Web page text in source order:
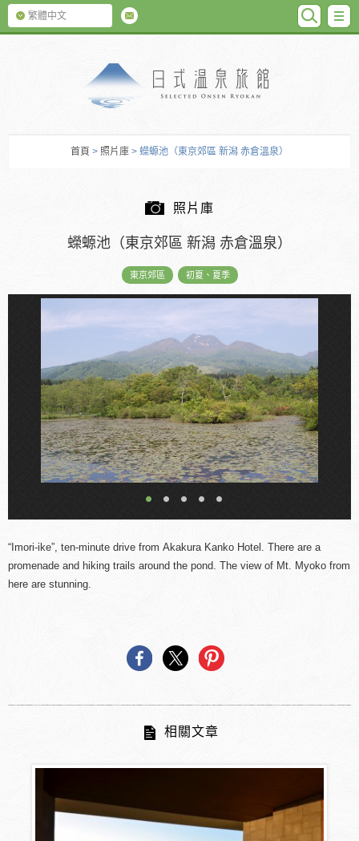
繁體中文
首頁 > 照片庫 > 蠑螈池（東京郊區 新潟 赤倉溫泉）
照片庫
蠑螈池（東京郊區 新潟 赤倉溫泉）
東京郊區 初夏、夏季
“Imori-ike”, ten-minute drive from Akakura Kanko Hotel. There are a
promenade and hiking trails around the pond. The view of Mt. Myoko from
here are stunning.
相關文章